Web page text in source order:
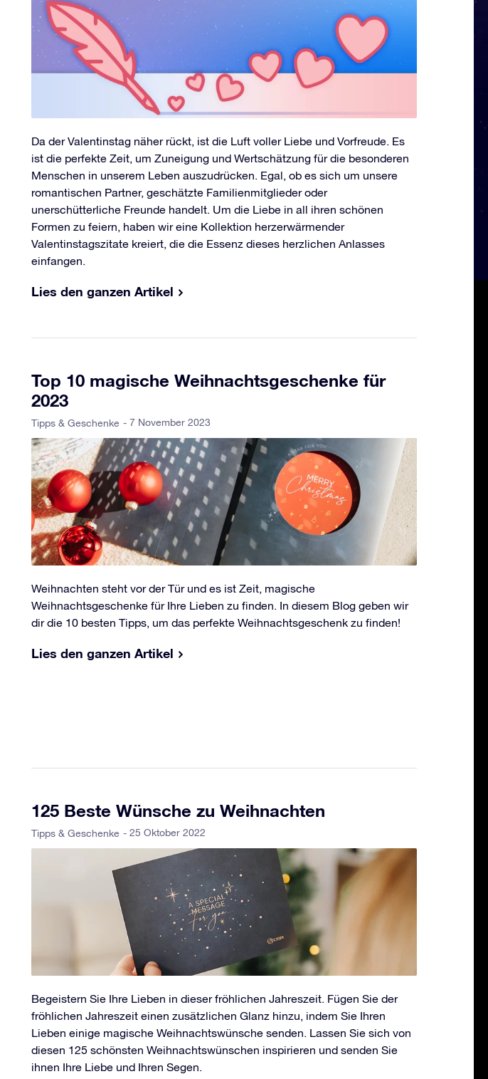
Da der Valentinstag näher rückt, ist die Luft voller Liebe und Vorfreude. Es
ist die perfekte Zeit, um Zuneigung und Wertschätzung für die besonderen
Menschen in unserem Leben auszudrücken. Egal, ob es sich um unsere
romantischen Partner, geschätzte Familienmitglieder oder
unerschütterliche Freunde handelt. Um die Liebe in all ihren schönen
Formen zu feiern, haben wir eine Kollektion herzerwärmender
Valentinstagszitate kreiert, die die Essenz dieses herzlichen Anlasses
einfangen.
Lies den ganzen Artikel
Top 10 magische Weihnachtsgeschenke für
2023
Tipps & Geschenke - 7 November 2023
Weihnachten steht vor der Tür und es ist Zeit, magische
Weihnachtsgeschenke für Ihre Lieben zu finden. In diesem Blog geben wir
dir die 10 besten Tipps, um das perfekte Weihnachtsgeschenk zu finden!
Lies den ganzen Artikel
125 Beste Wünsche zu Weihnachten
Tipps & Geschenke - 25 Oktober 2022
Begeistern Sie Ihre Lieben in dieser fröhlichen Jahreszeit. Fügen Sie der
fröhlichen Jahreszeit einen zusätzlichen Glanz hinzu, indem Sie Ihren
Lieben einige magische Weihnachtswünsche senden. Lassen Sie sich von
diesen 125 schönsten Weihnachtswünschen inspirieren und senden Sie
ihnen Ihre Liebe und Ihren Segen.